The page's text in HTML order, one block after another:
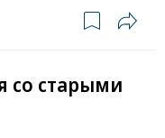
со старыми